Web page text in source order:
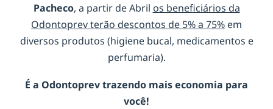
Pacheco, a partir de Abril os beneficiários da
Odontoprev terão descontos de 5% a 75% em
diversos produtos (higiene bucal, medicamentos e
perfumaria).
É a Odontoprevtrazendo mais economia para
você!